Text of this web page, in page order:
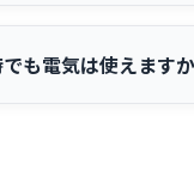
し電気代削減効果
電時の非常用電源と
光パネルが発電した
も電気は使えます